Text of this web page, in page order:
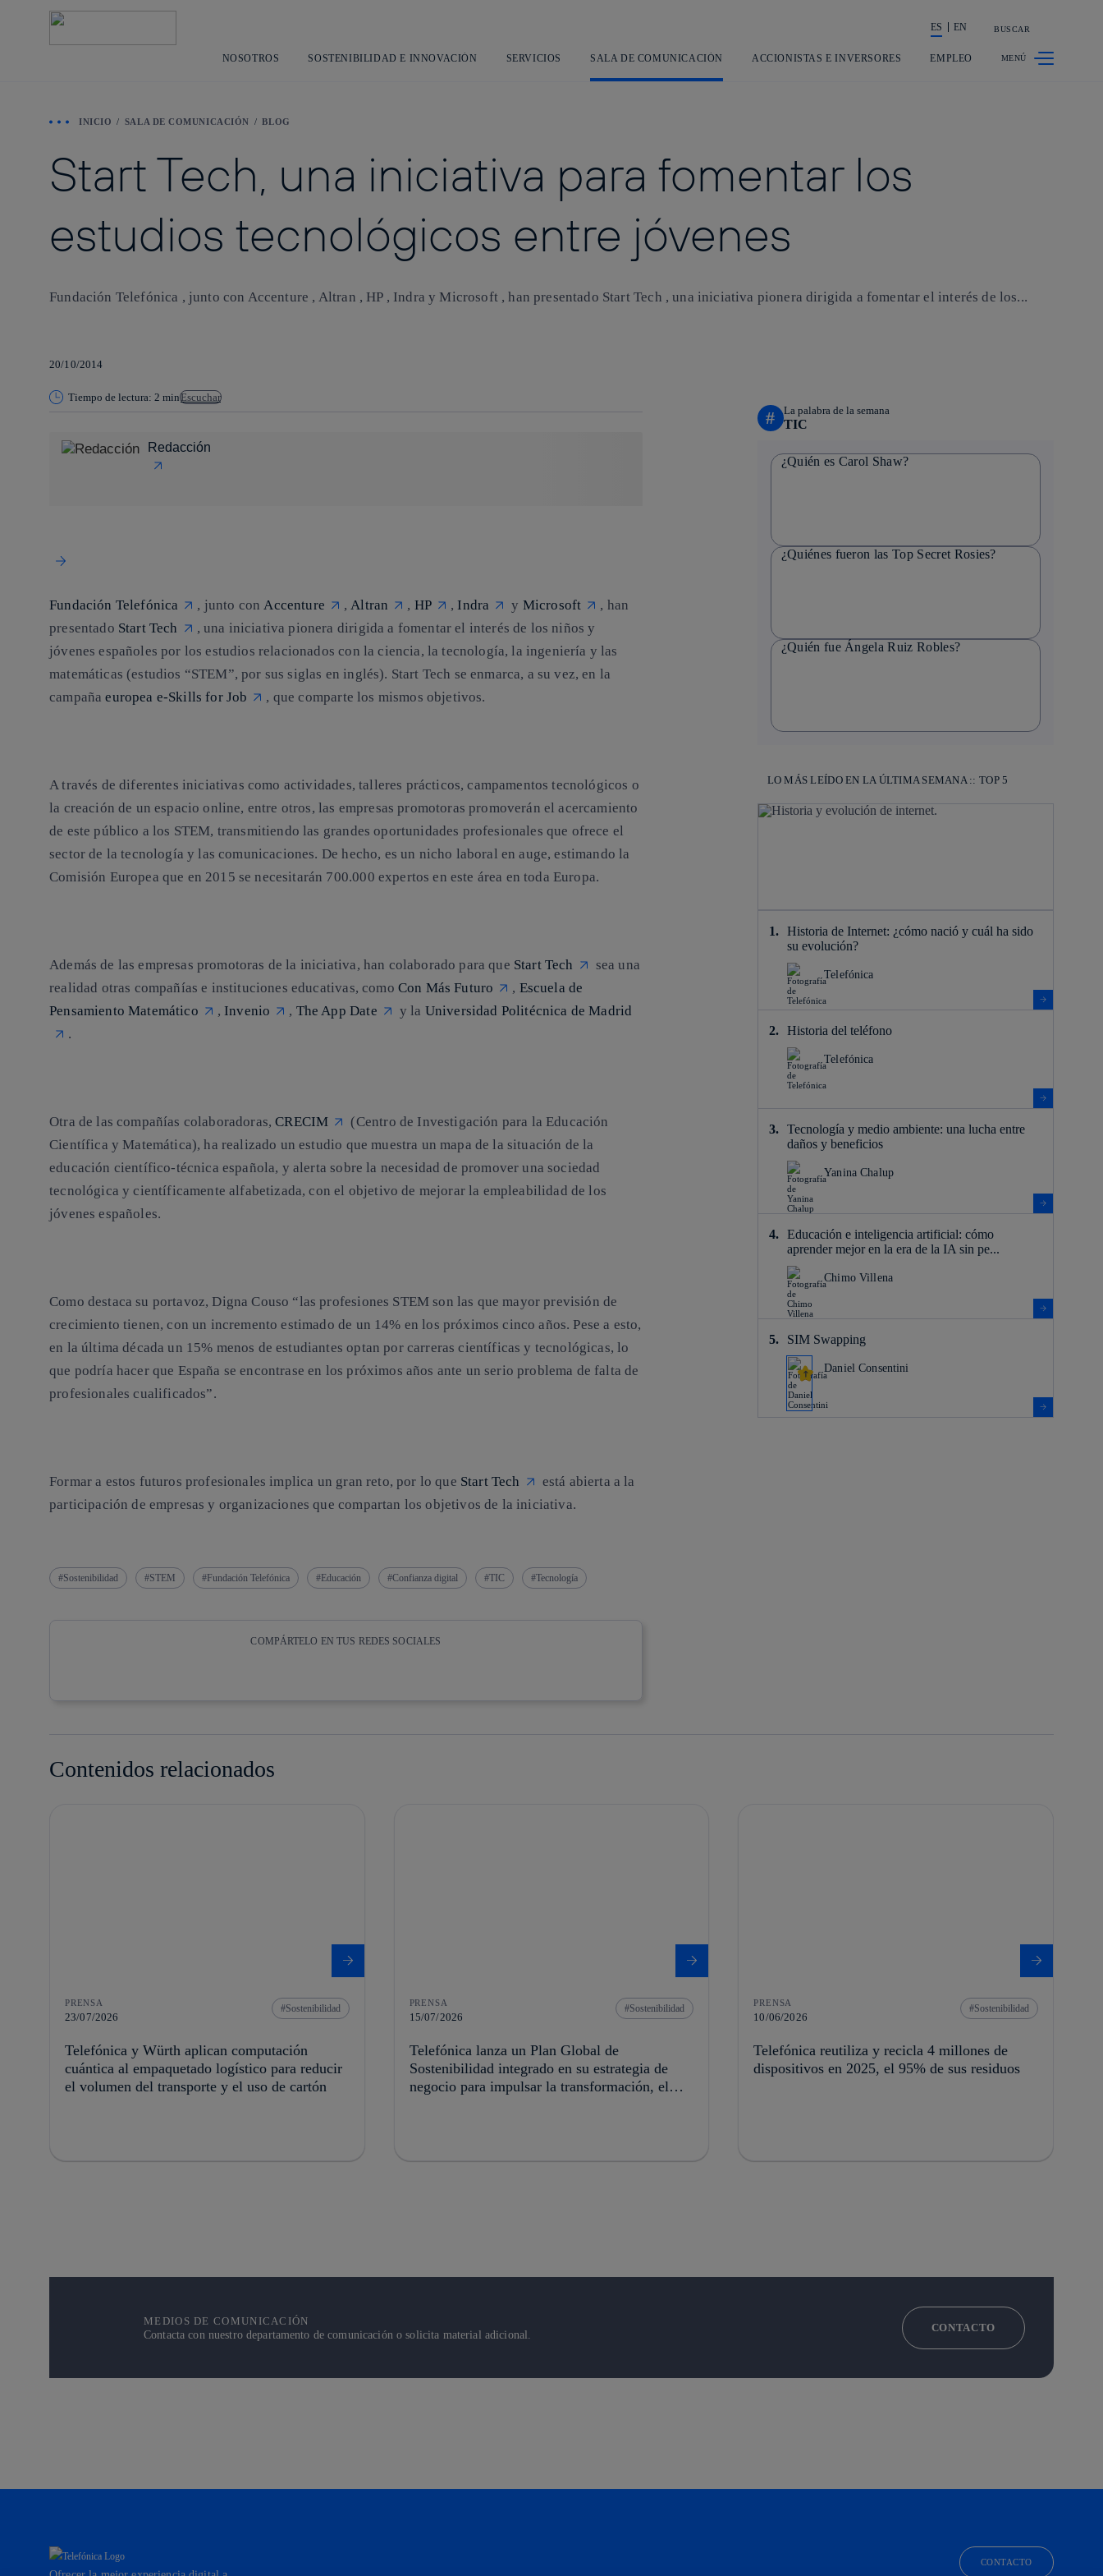
principal
La acción en accionistas e inversores
ES EN BUSCAR
NOSOTROS SOSTENIBILIDAD E INNOVACIÓN SERVICIOS SALA DE COMUNICACIÓN ACCIONISTAS E INVERSORES EMPLEO
INICIO SALA DE COMUNICACIÓN BLOG
Start Tech, una iniciativa para fomentar los
estudios tecnológicos entre jóvenes
Fundación Telefónica , junto con Accenture , Altran , HP , Indra y Microsoft , han presentado Start Tech , una iniciativa pionera dirigida a fomentar el interés de los...
20/10/2014
Tiempo de lectura: 2 minEscuchar
Redacción
Fundación Telefónica , junto conAccenture ,Altran , HP , Indra y Microsoft
, han
presentado Start Tech
, una iniciativa pionera dirigida a fomentar el interés de los niños y
jóvenes españoles por los estudios relacionados con la ciencia, la tecnología, la ingeniería y las
matemáticas (estudios “STEM”, por sus siglas en inglés). Start Tech se enmarca, a su vez, en la
campañaeuropea e-Skills for Job , que comparte los mismos objetivos.
A través de diferentes iniciativas como actividades, talleres prácticos, campamentos tecnológicos o
la creación de un espacio online, entre otros, las empresas promotoras promoverán el acercamiento
de este público a los STEM, transmitiendo las grandes oportunidades profesionales que ofrece el
sector de la tecnología y las comunicaciones. De hecho, es un nicho laboral en auge, estimando la
Comisión Europea que en 2015 se necesitarán 700.000 expertos en este área en toda Europa.
Además de las empresas promotoras de la iniciativa, han colaborado para que Start Tech
sea una
realidad otras compañías e instituciones educativas, como Con Más Futuro , Escuela de
Pensamiento Matemático
, Invenio , The App Date y la Universidad Politécnica de Madrid
.
Otra de las compañías colaboradoras,CRECIM
(Centro de Investigación para la Educación
Científica y Matemática), ha realizado un estudio que muestra un mapa de la situación de la
educación científico-técnica española, y alerta sobre la necesidad de promover una sociedad
tecnológica y científicamente alfabetizada, con el objetivo de mejorar la empleabilidad de los
jóvenes españoles.
Como destaca su portavoz, Digna Couso “las profesiones STEM son las que mayor previsión de
crecimiento tienen, con un incremento estimado de un 14% en los próximos cinco años. Pese a esto,
en la última década un 15% menos de estudiantes optan por carreras científicas y tecnológicas, lo
que podría hacer que España se encontrase en los próximos años ante un serio problema de falta de
profesionales cualificados”.
Formar a estos futuros profesionales implica un gran reto, por lo que Start Tech
está abierta a la
participación de empresas y organizaciones que compartan los objetivos de la iniciativa.
Sostenibilidad STEM Fundación Telefónica Educación Confianza digital TIC Tecnología
COMPÁRTELO EN TUS REDES SOCIALES
# La palabra de la semana
TIC
¿Quién es Carol Shaw?
¿Quiénes fueron las Top Secret Rosies?
¿Quién fue Ángela Ruiz Robles?
LO MÁS LEÍDO EN LA ÚLTIMA SEMANA :: TOP 5
Historia de Internet: ¿cómo nació y cuál ha sido
su evolución?
Telefónica
Historia del teléfono
Telefónica
Tecnología y medio ambiente: una lucha entre
daños y beneficios
Yanina Chalup
Educación e inteligencia artificial: cómo
aprender mejor en la era de la IA sin pe...
Chimo Villena
SIM Swapping
Daniel Consentini
Contenidos relacionados
PRENSA
23/07/2026
Sostenibilidad
Telefónica y Würth aplican computación
cuántica al empaquetado logístico para reducir
el volumen del transporte y el uso de cartón
PRENSA
15/07/2026
Sostenibilidad
Telefónica lanza un Plan Global de
Sostenibilidad integrado en su estrategia de
negocio para impulsar la transformación, el
PRENSA
10/06/2026
Sostenibilidad
Telefónica reutiliza y recicla 4 millones de
dispositivos en 2025, el 95% de sus residuos
MEDIOS DE COMUNICACIÓN
Contacta con nuestro departamento de comunicación o solicita material adicional.
CONTACTO
youtube
CONTACTO